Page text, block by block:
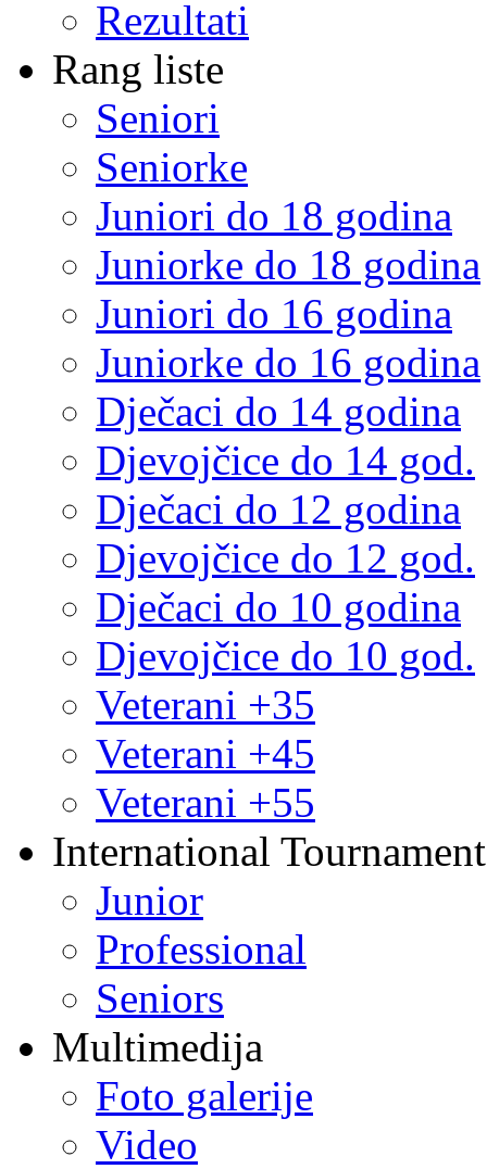
Rezultati
Rang liste
Seniori
Seniorke
Juniori do 18 godina
Juniorke do 18 godina
Juniori do 16 godina
Juniorke do 16 godina
Dječaci do 14 godina
Djevojčice do 14 god.
Dječaci do 12 godina
Djevojčice do 12 god.
Dječaci do 10 godina
Djevojčice do 10 god.
Veterani +35
Veterani +45
Veterani +55
International
Junior
Professional
Seniors
Multimedija
Foto galerije
Video